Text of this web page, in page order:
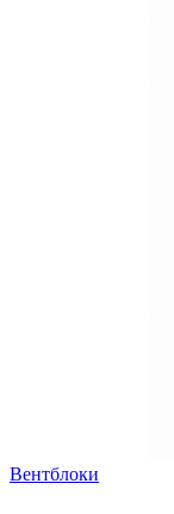
Вентблоки